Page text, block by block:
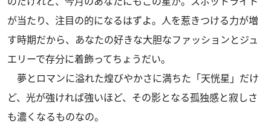
が当たり、注目の的になるはずよ。人を惹きつける力が増
す時期だから、あなたの好きな大胆なファッションとジュ
エリーで存分に着飾ってちょうだい。
夢とロマンに溢れた煌びやかさに満ちた「天恍星」だけ
ど、光が強ければ強いほど、その影となる孤独感と寂しさ
も濃くなるものなの。